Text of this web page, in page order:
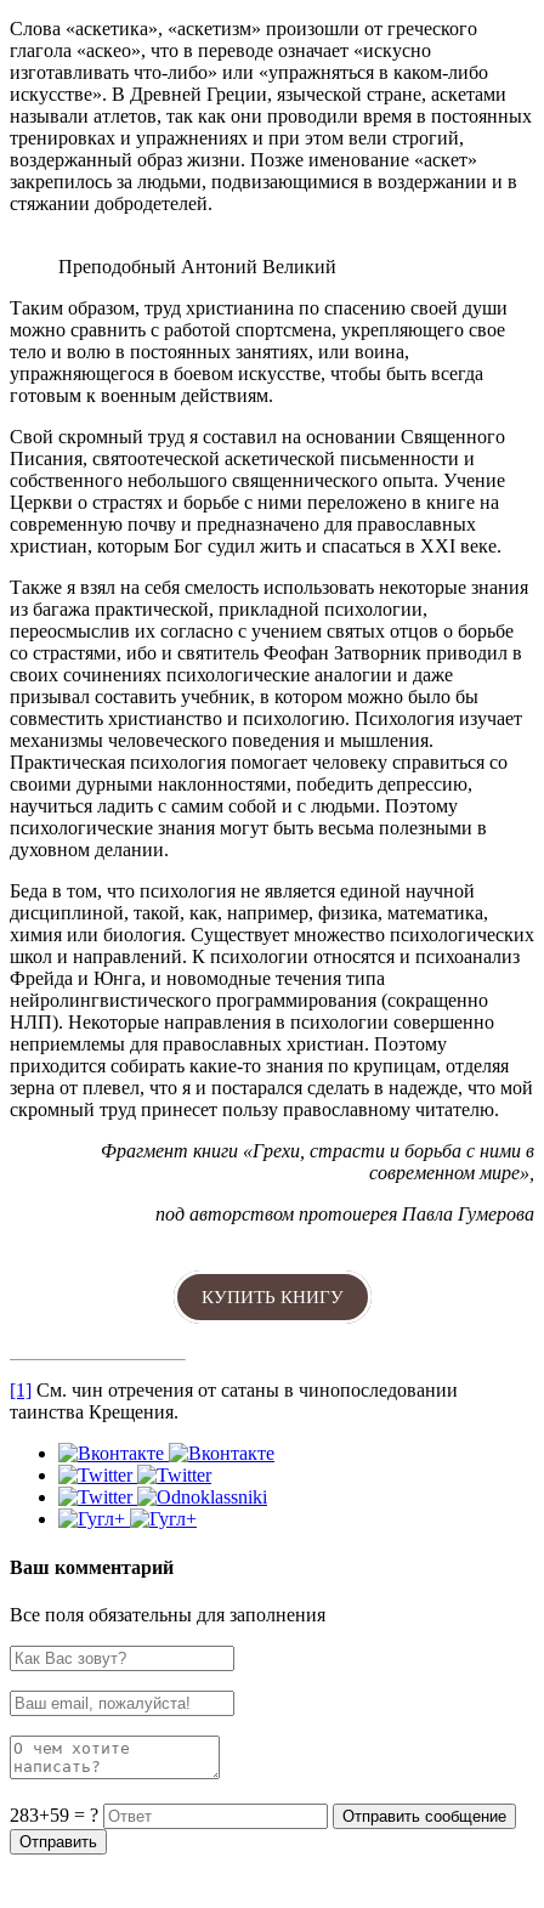
Слова «аскетика», «аскетизм» произошли от греческого
глагола «аскео», что в переводе означает «искусно
изготавливать что-либо» или «упражняться в каком-либо
искусстве». В Древней Греции, языческой стране, аскетами
называли атлетов, так как они проводили время в постоянных
тренировках и упражнениях и при этом вели строгий,
воздержанный образ жизни. Позже именование «аскет»
закрепилось за людьми, подвизающимися в воздержании и в
стяжании добродетелей.
Преподобный Антоний Великий
Таким образом, труд христианина по спасению своей души
можно сравнить с работой спортсмена, укрепляющего свое
тело и волю в постоянных занятиях, или воина,
упражняющегося в боевом искусстве, чтобы быть всегда
готовым к военным действиям.
Свой скромный труд я составил на основании Священного
Писания, святоотеческой аскетической письменности и
собственного небольшого священнического опыта. Учение
Церкви о страстях и борьбе с ними переложено в книге на
современную почву и предназначено для православных
христиан, которым Бог судил жить и спасаться в ХХI веке.
Также я взял на себя смелость использовать некоторые знания
из багажа практической, прикладной психологии,
переосмыслив их согласно с учением святых отцов о борьбе
со страстями, ибо и святитель Феофан Затворник приводил в
своих сочинениях психологические аналогии и даже
призывал составить учебник, в котором можно было бы
совместить христианство и психологию. Психология изучает
механизмы человеческого поведения и мышления.
Практическая психология помогает человеку справиться со
своими дурными наклонностями, победить депрессию,
научиться ладить с самим собой и с людьми. Поэтому
психологические знания могут быть весьма полезными в
духовном делании.
Беда в том, что психология не является единой научной
дисциплиной, такой, как, например, физика, математика,
химия или биология. Существует множество психологических
школ и направлений. К психологии относятся и психоанализ
Фрейда и Юнга, и новомодные течения типа
нейролингвистического программирования (сокращенно
НЛП). Некоторые направления в психологии совершенно
неприемлемы для православных христиан. Поэтому
приходится собирать какие-то знания по крупицам, отделяя
зерна от плевел, что я и постарался сделать в надежде, что мой
скромный труд принесет пользу православному читателю.
Фрагмент книги «Грехи, страсти и борьба с ними в
современном мире»,
под авторством протоиерея Павла Гумерова
КУПИТЬ КНИГУ
[1] См. чин отречения от сатаны в чинопоследовании
таинства Крещения.
Ваш комментарий
Все поля обязательны для заполнения
283+59 = ?